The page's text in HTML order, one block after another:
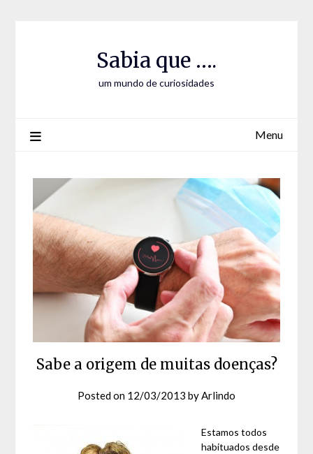
Sabia que ….
um mundo de curiosidades
Menu
Sabe a origem de muitas doenças?
Posted on 12/03/2013 byArlindo
Estamos todos
habituados desde